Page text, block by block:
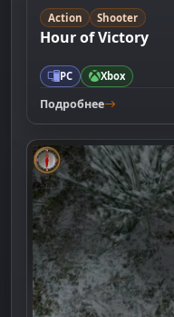
Action Shooter
Hour of Victory
PC Xbox
Подробнее